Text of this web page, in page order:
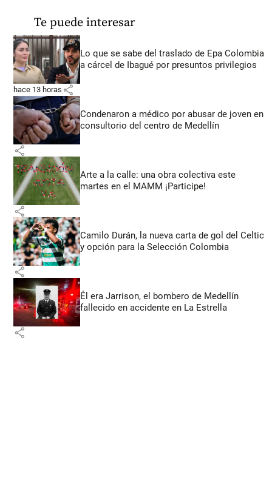
Te puede interesar
Lo que se sabe del traslado de Epa Colombia
a cárcel de Ibagué por presuntos privilegios
hace 13 horas share
Condenaron a médico por abusar de joven en
consultorio del centro de Medellín
share
Arte a la calle: una obra colectiva este
martes en el MAMM ¡Participe!
share
Camilo Durán, la nueva carta de gol del Celtic
y opción para la Selección Colombia
share
Él era Jarrison, el bombero de Medellín
fallecido en accidente en La Estrella
share